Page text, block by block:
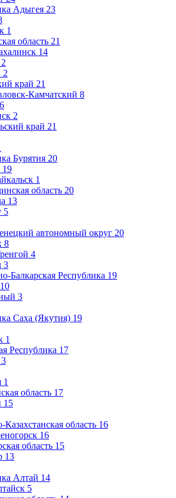
Адыгея 23
1
область 21
14
2
2
край 21
Камчатский 8
6
2
край 21
Бурятия 20
19
1
область 20
13
5
автономный округ 20
8
4
3
Балкарская Республика 19
10
3
Саха (Якутия) 19
1
Республика 17
3
1
область 17
15
Казахстанская область 16
16
область 15
13
Алтай 14
5